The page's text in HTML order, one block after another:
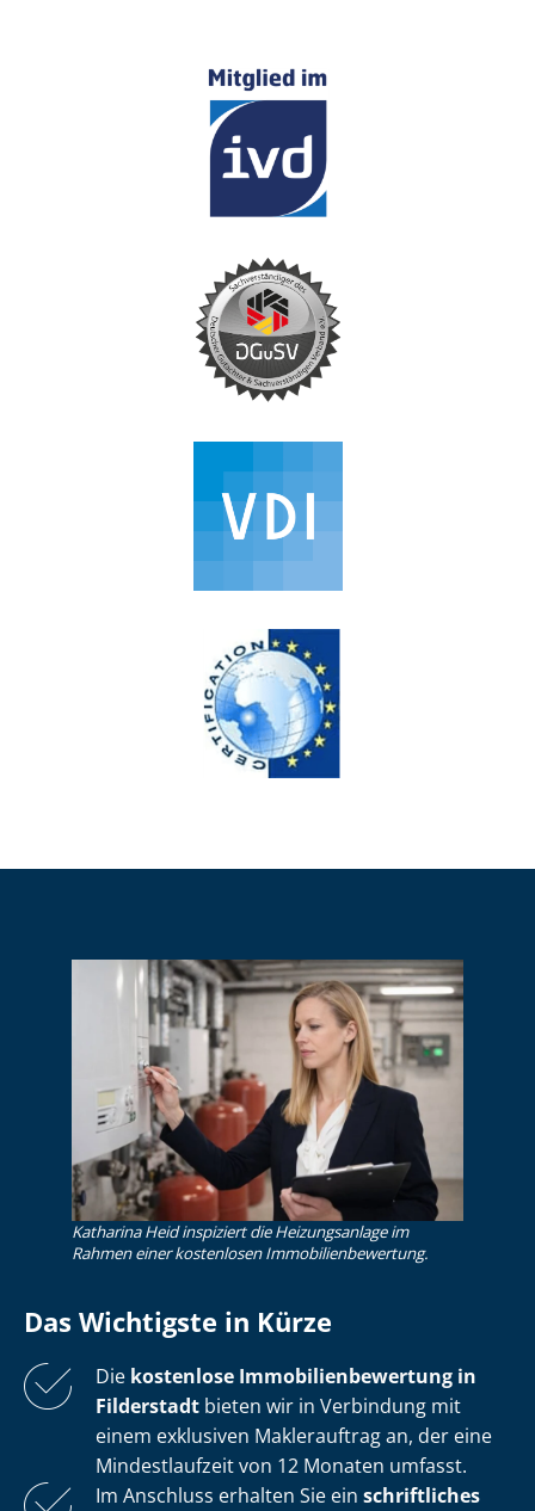
Katharina Heid inspiziert die Heizungsanlage im
Rahmen einer kostenlosen Im­mo­bi­li­en­be­wer­tung.
Das Wichtigste in Kürze
Die kostenlose Im­mo­bi­li­en­be­wer­tung in
Filderstadt bieten wir in Verbindung mit
einem exklusiven Maklerauftrag an, der eine
Mindestlaufzeit von 12 Monaten umfasst.
Im Anschluss erhalten Sie ein schriftliches